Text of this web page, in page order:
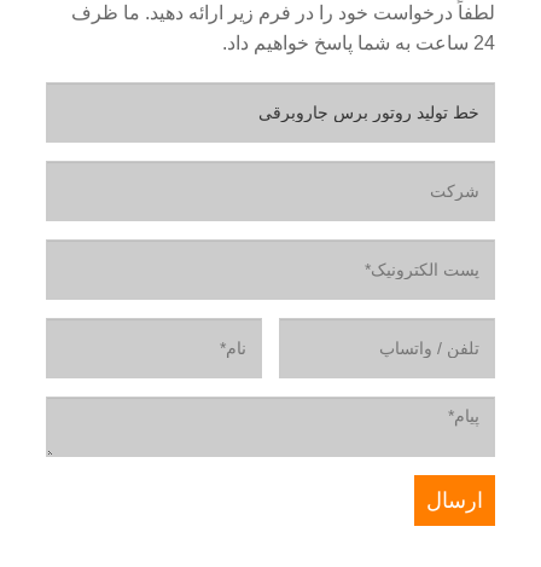
لطفاً درخواست خود را در فرم زیر ارائه دهید. ما ظرف
24 ساعت به شما پاسخ خواهیم داد.